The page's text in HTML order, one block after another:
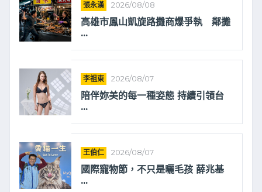
張永漢 2026/08/08
高雄市鳳山凱旋路攤商爆爭執 鄰攤
...
李祖東 2026/08/07
陪伴妳美的每一種姿態 持續引領台
...
王伯仁 2026/08/07
國際寵物節，不只是曬毛孩 薛兆基
...